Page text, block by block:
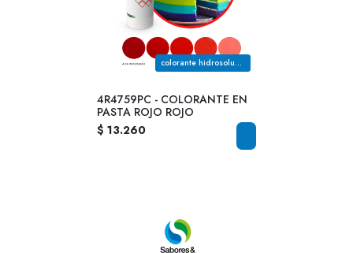
colorante hidrosoluble de uso alimenticio color rojo rojo
4R4759PC - COLORANTE EN
PASTA ROJO ROJO
$ 13.260